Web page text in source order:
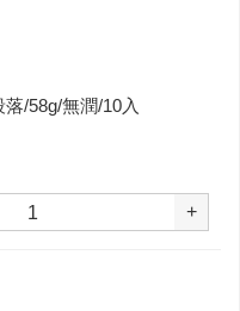
/58g/無潤/10入
+